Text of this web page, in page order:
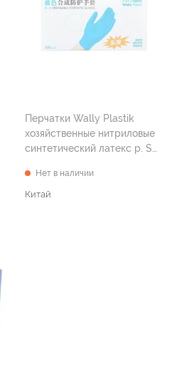
Перчатки Wally Plastik
хозяйственные нитриловые
синтетический латекс р. S
Нет в наличии
Китай